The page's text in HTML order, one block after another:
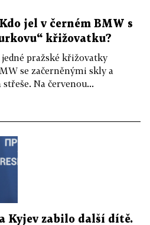
jel v černém BMW s
křižovatku?
pražské křižovatky
se začerněnými skly a
Na červenou...
Kyjev zabilo další dítě.